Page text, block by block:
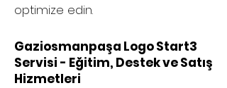
optimize edin.
Gaziosmanpaşa Logo Start3
Servisi - Eğitim, Destek ve Satış
Hizmetleri